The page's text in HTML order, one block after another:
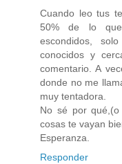
Cuando leo tus
50% de lo que
escondidos,
conocidos y
comentario. A
donde no me
muy tentadora.
No sé por
cosas te vayan
Esperanza.
Responder